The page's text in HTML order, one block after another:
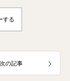
する
次の記事